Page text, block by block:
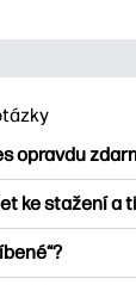
opravdu
více než
učební
ke stažení a
a tisknout
Přihlášení vám